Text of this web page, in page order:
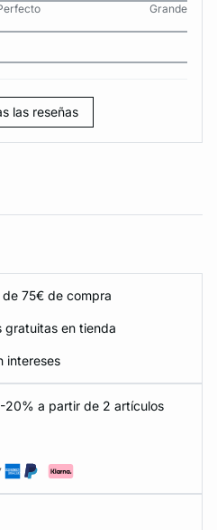
Grande
las reseñas
75€ de compra
gratuitas en tienda
intereses
20% a partir de 2 artículos